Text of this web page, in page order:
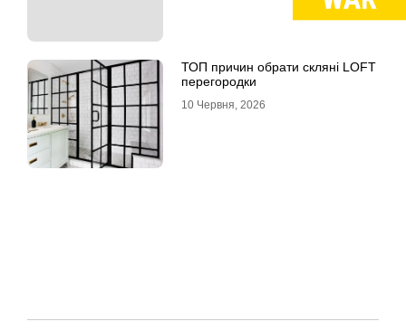
ТОП причин обрати скляні LOFT
перегородки
10 Червня, 2026